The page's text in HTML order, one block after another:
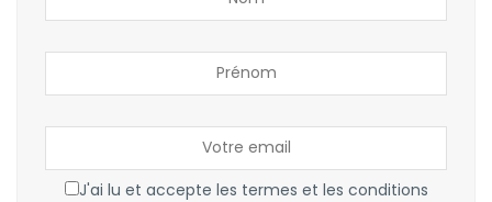
J'ai lu et accepte les termes et les conditions